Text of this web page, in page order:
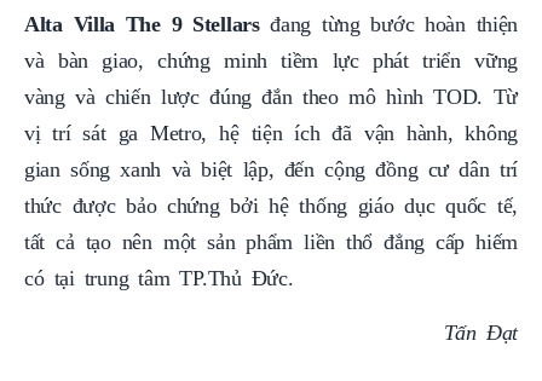
Alta Villa The 9 Stellarsđang từng bước hoàn thiện
và bàn giao, chứng minh tiềm lực phát triển vững
vàng và chiến lược đúng đắn theo mô hình TOD. Từ
vị trí sát ga Metro, hệ tiện ích đã vận hành, không
gian sống xanh và biệt lập, đến cộng đồng cư dân trí
thức được bảo chứng bởi hệ thống giáo dục quốc tế,
tất cả tạo nên một sản phẩm liền thổ đẳng cấp hiếm
có tại trung tâm TP.Thủ Đức.
Tấn Đạt